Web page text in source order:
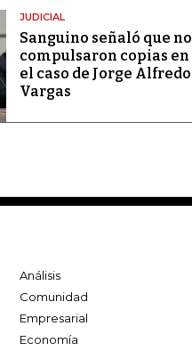
JUDICIAL
Sanguino señaló que no
compulsaron copias en
el caso de Jorge Alfredo
Vargas
Análisis
Comunidad
Empresarial
Economía